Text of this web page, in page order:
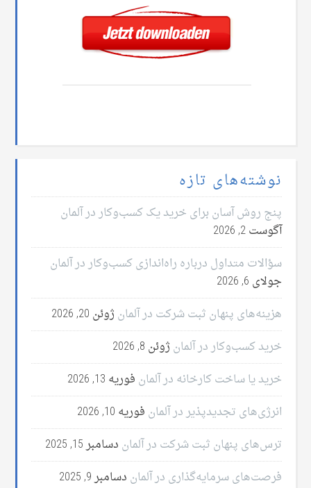
نوشته‌های تازه
پنج روش آسان برای خرید یک کسب‌وکار در آلمان
آگوست 2, 2026
سؤالات متداول درباره راه‌اندازی کسب‌وکار در آلمان
جولای 6, 2026
هزینه‌های پنهان ثبت شرکت در آلمان ژوئن 20, 2026
خرید کسب‌وکار در آلمان ژوئن 8, 2026
خرید یا ساخت کارخانه در آلمان فوریه 13, 2026
انرژی‌های تجدیدپذیر در آلمان فوریه 10, 2026
ترس‌های پنهان ثبت شرکت در آلمان دسامبر 15, 2025
فرصت‌های سرمایه‌گذاری در آلمان دسامبر 9, 2025